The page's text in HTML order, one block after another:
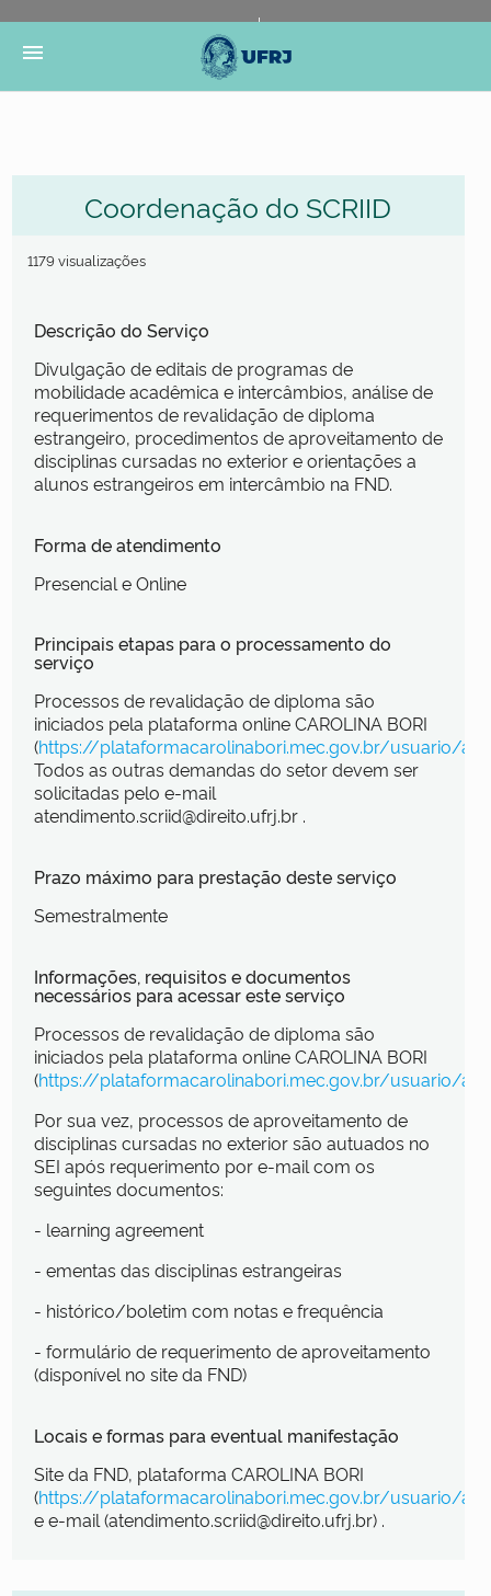
Portal do Governo Brasileiro
Governo
menu
Coordenação do SCRIID
1179 visualizações
Descrição do Serviço
Divulgação de editais de programas de
mobilidade acadêmica e intercâmbios, análise de
requerimentos de revalidação de diploma
estrangeiro, procedimentos de aproveitamento de
disciplinas cursadas no exterior e orientações a
alunos estrangeiros em intercâmbio na FND.
Forma de atendimento
Presencial e Online
Principais etapas para o processamento do
serviço
Processos de revalidação de diploma são
iniciados pela plataforma online CAROLINA BORI
(https://plataformacarolinabori.mec.gov.br/usuario/
Todos as outras demandas do setor devem ser
solicitadas pelo e-mail
atendimento.scriid@direito.ufrj.br .
Prazo máximo para prestação deste serviço
Semestralmente
Informações, requisitos e documentos
necessários para acessar este serviço
Processos de revalidação de diploma são
iniciados pela plataforma online CAROLINA BORI
(https://plataformacarolinabori.mec.gov.br/usuario/
Por sua vez, processos de aproveitamento de
disciplinas cursadas no exterior são autuados no
SEI após requerimento por e-mail com os
seguintes documentos:
- learning agreement
- ementas das disciplinas estrangeiras
- histórico/boletim com notas e frequência
- formulário de requerimento de aproveitamento
(disponível no site da FND)
Locais e formas para eventual manifestação
Site da FND, plataforma CAROLINA BORI
(https://plataformacarolinabori.mec.gov.br/usuario/
e e-mail (atendimento.scriid@direito.ufrj.br) .